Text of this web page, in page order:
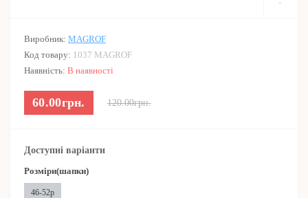
Виробник: MAGROF
Код товару: 1037 MAGROF
Наявність: В наявності
60.00грн. 120.00грн.
Доступні варіанти
Розміри(шапки)
46-52р